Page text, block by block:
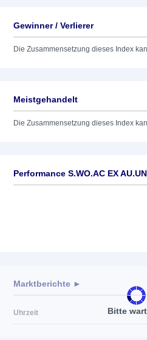
Gewinner / Verlierer
Die Zusammensetzung dieses Index
Meistgehandelt
Die Zusammensetzung dieses Index
Performance S.WO.AC EX
Bitte
Marktberichte ►
Uhrzeit